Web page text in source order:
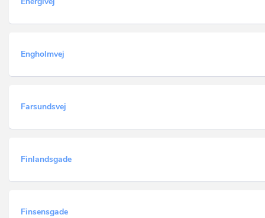
Engholmvej
Farsundsvej
Finlandsgade
Finsensgade